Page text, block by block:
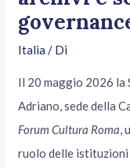
Italia / Di
Il 20 maggio 2026 la
Adriano, sede della
Forum Cultura Roma,
ruolo delle istituzioni